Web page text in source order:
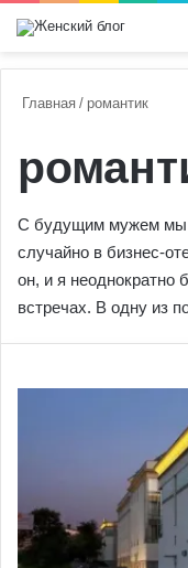
Главная / романтик
С будущим мужем мы
случайно в бизнес-
он, и я неоднократно
встречах. В одну из